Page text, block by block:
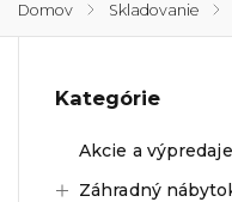
Domov / Skladovanie /
Kategórie
Akcie a výpredaje
Záhradný